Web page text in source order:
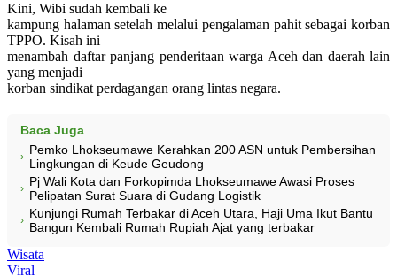
Kini, Wibi sudah kembali ke
kampung halaman setelah melalui pengalaman pahit sebagai korban
TPPO. Kisah ini
menambah daftar panjang penderitaan warga Aceh dan daerah lain
yang menjadi
korban sindikat perdagangan orang lintas negara.
Baca Juga
› Pemko Lhokseumawe Kerahkan 200 ASN untuk Pembersihan
Lingkungan di Keude Geudong
› Pj Wali Kota dan Forkopimda Lhokseumawe Awasi Proses
Pelipatan Surat Suara di Gudang Logistik
› Kunjungi Rumah Terbakar di Aceh Utara, Haji Uma Ikut Bantu
Bangun Kembali Rumah Rupiah Ajat yang terbakar
Wisata
Viral